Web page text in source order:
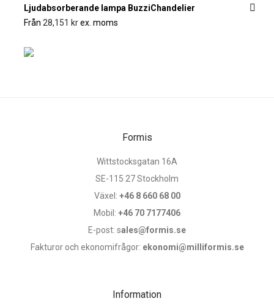
Ljudabsorberande lampa BuzziChandelier
Från 28,151 krex. moms
Formis
Wittstocksgatan 16A
SE-115 27 Stockholm
Växel: +46 8 660 68 00
Mobil: +46 70 7177406
E-post: sales@formis.se
Fakturor och ekonomifrågor: ekonomi@milliformis.se
Information